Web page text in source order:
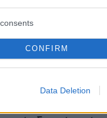
CONFIRM
Data Deletion
την κοινή αυτή
των
και